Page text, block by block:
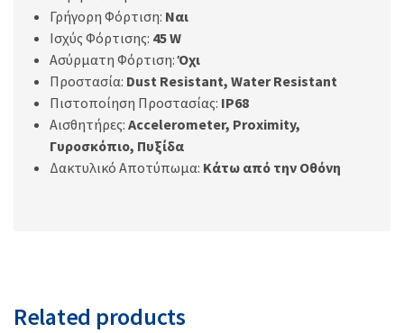
Γρήγορη Φόρτιση: Ναι
Ισχύς Φόρτισης: 45 W
Ασύρματη Φόρτιση:Όχι
Προστασία: Dust Resistant, Water Resistant
Πιστοποίηση Προστασίας: IP68
Αισθητήρες: Accelerometer, Proximity,
Γυροσκόπιο, Πυξίδα
Δακτυλικό Αποτύπωμα: Κάτω από την Οθόνη
Related products